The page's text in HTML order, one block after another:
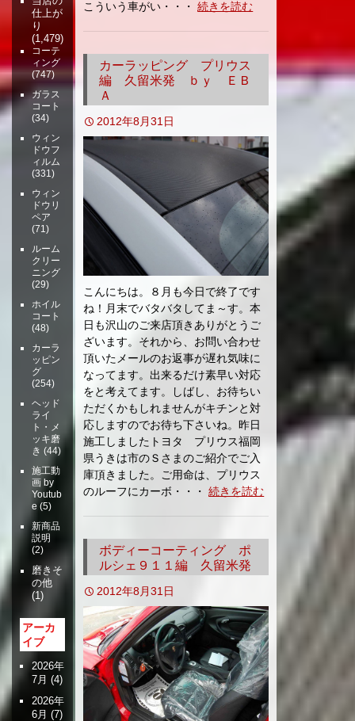
こういう車がい・・・続きを読む
カーラッピング プリウス
編 久留米発 ｂｙ ＥＢ
Ａ
2012年8月31日
こんにちは。８月も今日で終了です
ね！月末でバタバタしてま～す。本
日も沢山のご来店頂きありがとうご
ざいます。それから、お問い合わせ
頂いたメールのお返事が遅れ気味に
なってます。出来るだけ素早い対応
をと考えてます。しばし、お待ちい
ただくかもしれませんがキチンと対
応しますのでお待ち下さいね。昨日
施工しましたトヨタ プリウス福岡
県うきは市のＳさまのご紹介でご入
庫頂きました。ご用命は、プリウス
のルーフにカーボ・・・続きを読む
ボディーコーティング ポ
ルシェ９１１編 久留米発
2012年8月31日
仕上が
り
(1,479)
コーテ
ィング
(747)
ガラス
コート
(34)
ウィン
ドウフ
ィルム
(331)
ウィン
ドウリ
ペア
(71)
ルーム
クリー
ニング
(29)
ホイル
コート
(48)
カーラ
ッピン
グ
(254)
ヘッド
ライ
ト・メ
ッキ磨
き (44)
施工動
画 by
Youtub
e (5)
新商品
説明
(2)
磨きそ
の他
(1)
アーカ
イブ
2026年
7月 (4)
2026年
6月 (7)